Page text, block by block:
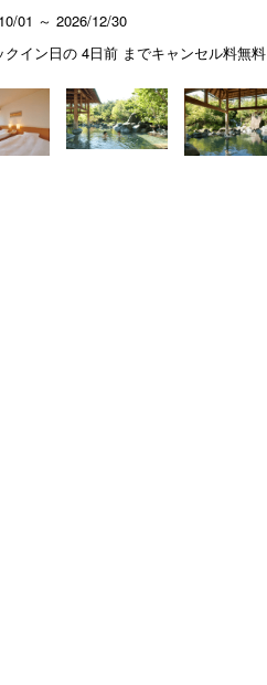
01 ～ 2026/12/30
クイン日の 4日前 までキャンセル料無料